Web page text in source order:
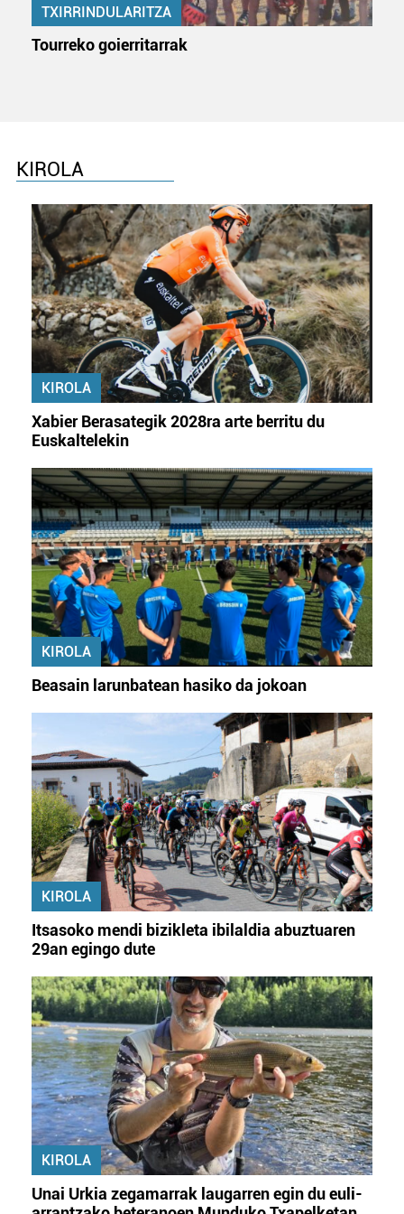
erabiltzen dituen hauta dezakezu.
buruzko informazio gehiago eta ezarri zure lehentasunak
datuen atalean. Edozein unetan alda edo ken dezakezu
zure baimena Cookieen adierazpenean.
Webgune honek cookie propioak eta hirugarrenen cookie-
fitxategiak erabiltzen ditu. Zure esperientzia eta
zerbitzuak hobetzeko asmoz, cookie teknologiaz
baliatzen gara. Ohar hau onartuz gero, teknologia hori
erabiltzeko baimen esplizitua ematen diguzu.Gehiago
TXIRRINDULARITZA
Tourreko goierritarrak
KIROLA
KIROLA
Xabier Berasategik 2028ra arte berritu du
Euskaltelekin
KIROLA
Beasain larunbatean hasiko da jokoan
KIROLA
Itsasoko mendi bizikleta ibilaldia abuztuaren
29an egingo dute
KIROLA
Unai Urkia zegamarrak laugarren egin du euli-